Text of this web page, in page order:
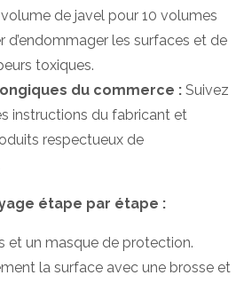
de javel pour 10 volumes
d’endommager les surfaces et de
toxiques.
du commerce : Suivez
instructions du fabricant et
respectueux de
étape par étape :
et un masque de protection.
la surface avec une brosse et